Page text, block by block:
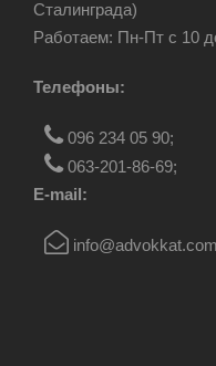
Сталинграда)
Работаем: Пн-Пт c 10
Телефоны:
096 234 05 90;
063-201-86-69;
E-mail: